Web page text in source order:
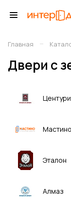
Главная –
Двери с
Эталон
Алмаз